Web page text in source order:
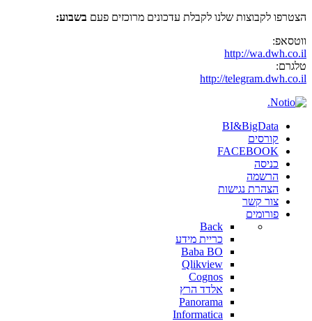
הצטרפו לקבוצות שלנו לקבלת עדכונים מרוכזים פעם בשבוע:
ווטסאפ:
http://wa.dwh.co.il
טלגרם:
http://telegram.dwh.co.il
BI&BigData
קורסים
FACEBOOK
כניסה
הרשמה
הצהרת נגישות
צור קשר
פורומים
Back
כריית מידע
Baba BO
Qlikview
Cognos
אלדד הרץ
Panorama
Informatica